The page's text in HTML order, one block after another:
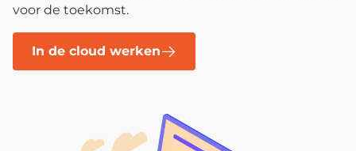
voor de toekomst.
In de cloud werken